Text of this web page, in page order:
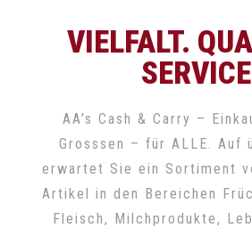
VIELFALT.
AA’s Cash & Carry –
Grosssen – für ALLE. Auf
erwartet Sie ein Sortiment
Artikel in den Bereichen
Fleisch, Milchprodukte,